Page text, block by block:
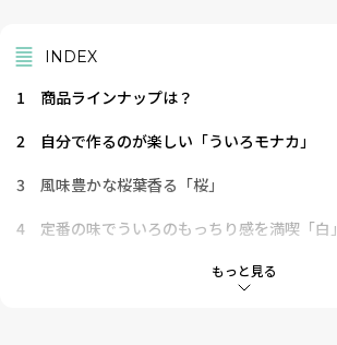
もっと見る
INDEX
1
商品ラインナップは？
2
自分で作るのが楽しい「ういろモナカ」
3
風味豊かな桜葉香る「桜」
4
定番の味でういろのもっちり感を満喫「白」
上品な大人の味わい「抹茶」